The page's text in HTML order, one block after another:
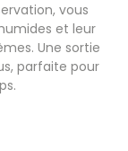
vous
et leur
Une sortie
parfaite pour